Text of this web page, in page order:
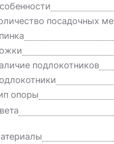
посадочных
подлокотников
опоры